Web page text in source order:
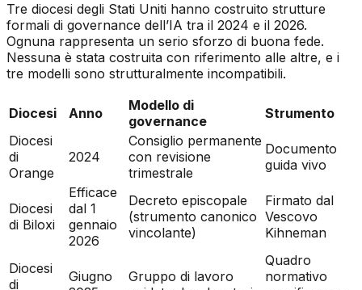
Tre diocesi degli Stati Uniti hanno costruito strutture
formali di governance dell’IA tra il 2024 e il 2026.
Ognuna rappresenta un serio sforzo di buona fede.
Nessuna è stata costruita con riferimento alle altre, e i
tre modelli sono strutturalmente incompatibili.
Diocesi Anno
Modello di
governance
Strumento
Diocesi
di
Orange
2024
Consiglio permanente
con revisione
trimestrale
Documento
guida vivo
Diocesi
di Biloxi
Efficace
dal 1
gennaio
2026
Decreto episcopale
(strumento canonico
vincolante)
Firmato dal
Vescovo
Kihneman
Diocesi
di
Giugno
Gruppo di lavoro
Quadro
normativo